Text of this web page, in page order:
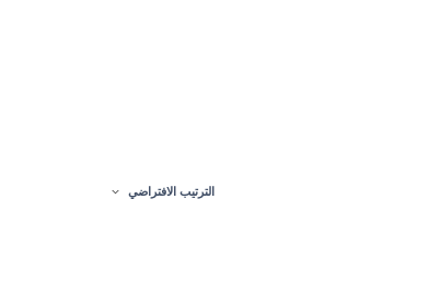
الترتيب الافتراضي